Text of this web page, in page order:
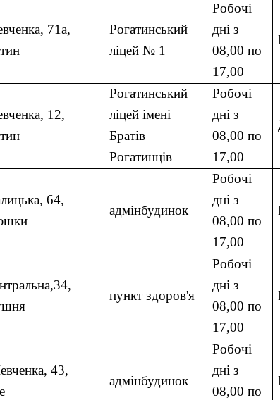
71а,
Рогатинський
ліцей № 1
Робочі
дні з
08,00 по
17,00
12,
Рогатинський
ліцей імені
Братів
Рогатинців
Робочі
дні з
08,00 по
17,00
, 64,
адмінбудинок
Робочі
дні з
08,00 по
17,00
,
пункт здоров'я
Робочі
дні з
08,00 по
17,00
43,
адмінбудинок
Робочі
дні з
08,00 по